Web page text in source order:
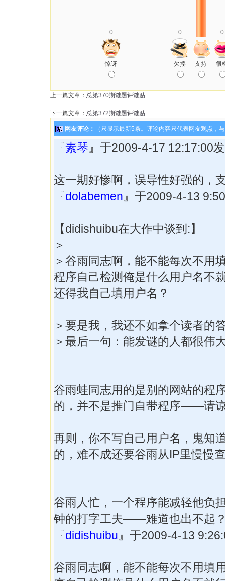
0 0 0
惊讶 欠揍 支持 很
上一篇文章： 总第370期谜题评谜贴
下一篇文章： 总第372期谜题评谜贴
网友评论： （只显示最新5条。评论内容只代表网友观点，
『素琴 』于2009-4-17 12:17:00
这一期好惨啊，误导性好强的，
『dolabemen 』于2009-4-13
【didishuibu在大作中谈到:】
＞
＞谷雨同志啊，能不能每次不用
程序自己检测俺是什么用户名不
还得我自己填用户名？
＞要是我，我还不如拿个读者的
＞最后一句：能发谜的人都很伟
谷雨蛙同志用的是别的网站的程
的，并不是推门自带程序——请
再则，你不写自己用户名，鬼知
的，难不成还要谷雨从IP里慢慢
谷雨人忙，一个程序能减轻他
钟的打字工夫——难道也出不起
『didishuibu 』于2009-4-13
谷雨同志啊，能不能每次不用填